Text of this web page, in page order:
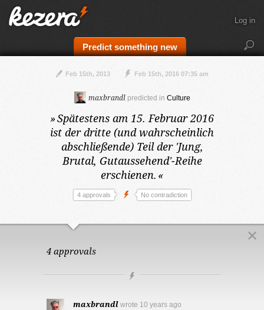
Predict something new
Log in
Feb 15th, 2013 Feb 15th, 2016 07:35 am
maxbrandl predicted in Culture
»Spätestens am 15. Februar 2016
ist der dritte (und wahrscheinlich
abschließende) Teil der 'Jung,
Brutal, Gutaussehend'-Reihe
erschienen. «
4 approvals No contradiction
4 approvals
maxbrandl wrote 10 years ago